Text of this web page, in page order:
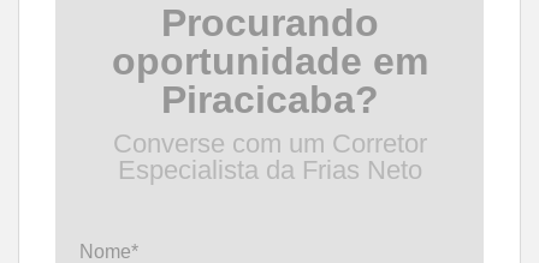
Procurando
oportunidade em
Piracicaba?
Converse com um Corretor
Especialista da Frias Neto
Nome*